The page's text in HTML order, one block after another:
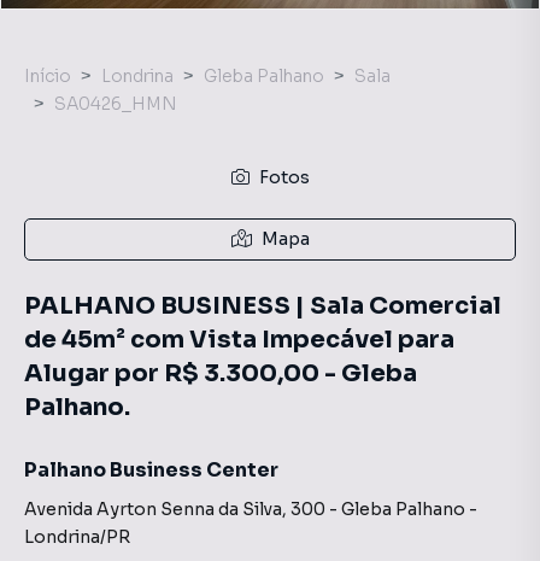
Início Londrina Gleba Palhano
Sala
SA0426_HMN
Fotos
Mapa
PALHANO BUSINESS | Sala Comercial
de 45m² com Vista Impecável para
Alugar por R$ 3.300,00 - Gleba
Palhano.
Palhano Business Center
Avenida Ayrton Senna da Silva, 300 - Gleba Palhano -
Londrina/PR